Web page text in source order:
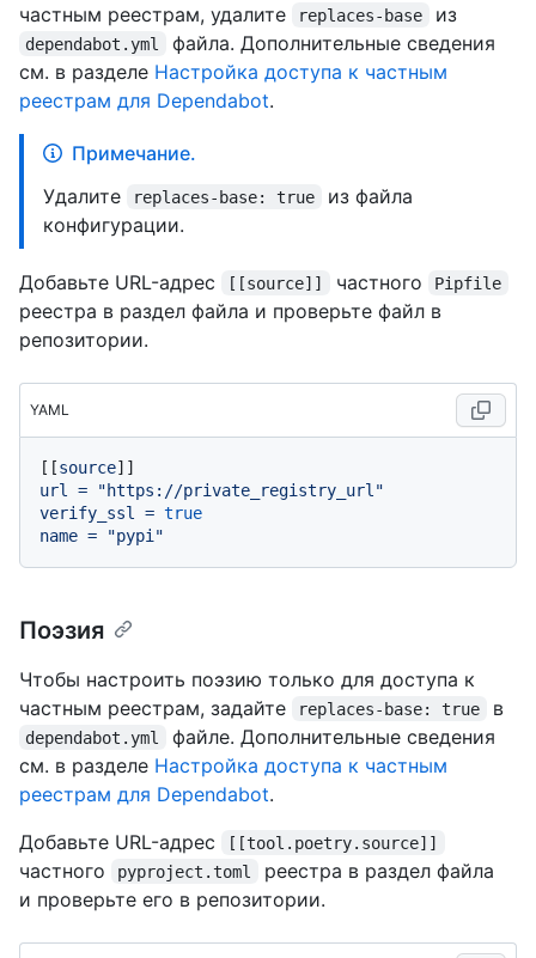
частным реестрам, удалите
replaces-base из
dependabot.yml
файла. Дополнительные сведения
см. в разделе Настройка доступа к частным
реестрам для Dependabot.
Примечание.
Удалите
replaces-base: true
из файла
конфигурации.
Добавьте URL-адрес [[source]] частного Pipfile
реестра в раздел файла и проверьте файл в
репозитории.
YAML
[[source
url
=
"https://private_registry_url"
verify_ssl
= true
name = "pypi"
Поэзия
Чтобы настроить поэзию только для доступа к
частным реестрам, задайте
replaces-base: true в
dependabot.yml
файле. Дополнительные сведения
см. в разделе Настройка доступа к частным
реестрам для Dependabot.
Добавьте URL-адрес
[[tool.poetry.source]]
частного pyproject.toml
реестра в раздел файла
и проверьте его в репозитории.